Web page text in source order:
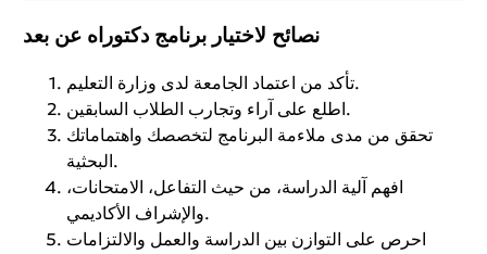
نصائح لاختيار برنامج دكتوراه عن بعد
تأكد من اعتماد الجامعة لدى وزارة التعليم.
اطلع على آراء وتجارب الطلاب السابقين.
تحقق من مدى ملاءمة البرنامج لتخصصك واهتماماتك
البحثية.
افهم آلية الدراسة، من حيث التفاعل، الامتحانات،
والإشراف الأكاديمي.
احرص على التوازن بين الدراسة والعمل والالتزامات